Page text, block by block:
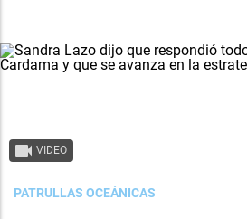
VIDEO
PATRULLAS OCEÁNICAS